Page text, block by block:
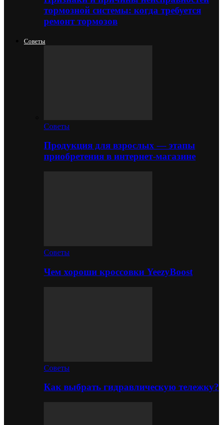
тормозной системы: когда требуется
ремонт тормозов
Советы
Советы
Продукция для взрослых — этапы
приобретения в интернет-магазине
Советы
Чем хороши кроссовки YeezyBoost
Советы
Как выбрать гидравлическую тележку?